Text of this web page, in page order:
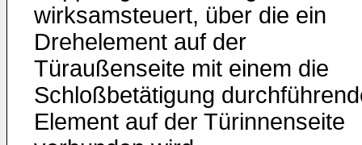
wirksamsteuert, über die ein
Drehelement auf der
Türaußenseite mit einem die
Schloßbetätigung
Element auf der Türinnenseite